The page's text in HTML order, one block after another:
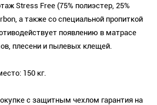
Stress Free (75% полиэстер, 25%
а также со специальной пропиткой
появлению в матрасе
плесени и пылевых клещей.
150 кг.
с защитным чехлом гарантия на